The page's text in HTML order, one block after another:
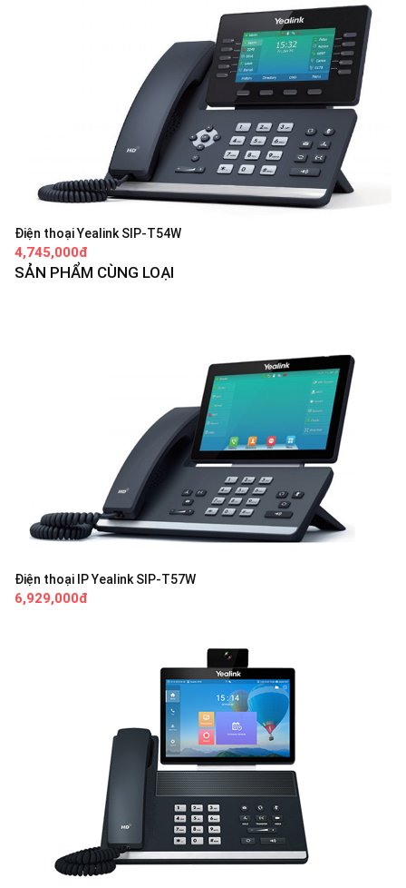
Điện thoại Yealink SIP-T54W
4,745,000đ
SẢN PHẨM CÙNG LOẠI
Điện thoại IP Yealink SIP-T57W
6,929,000đ